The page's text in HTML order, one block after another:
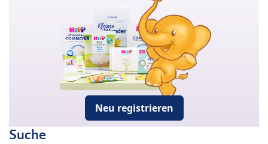
Neu registrieren
Suche